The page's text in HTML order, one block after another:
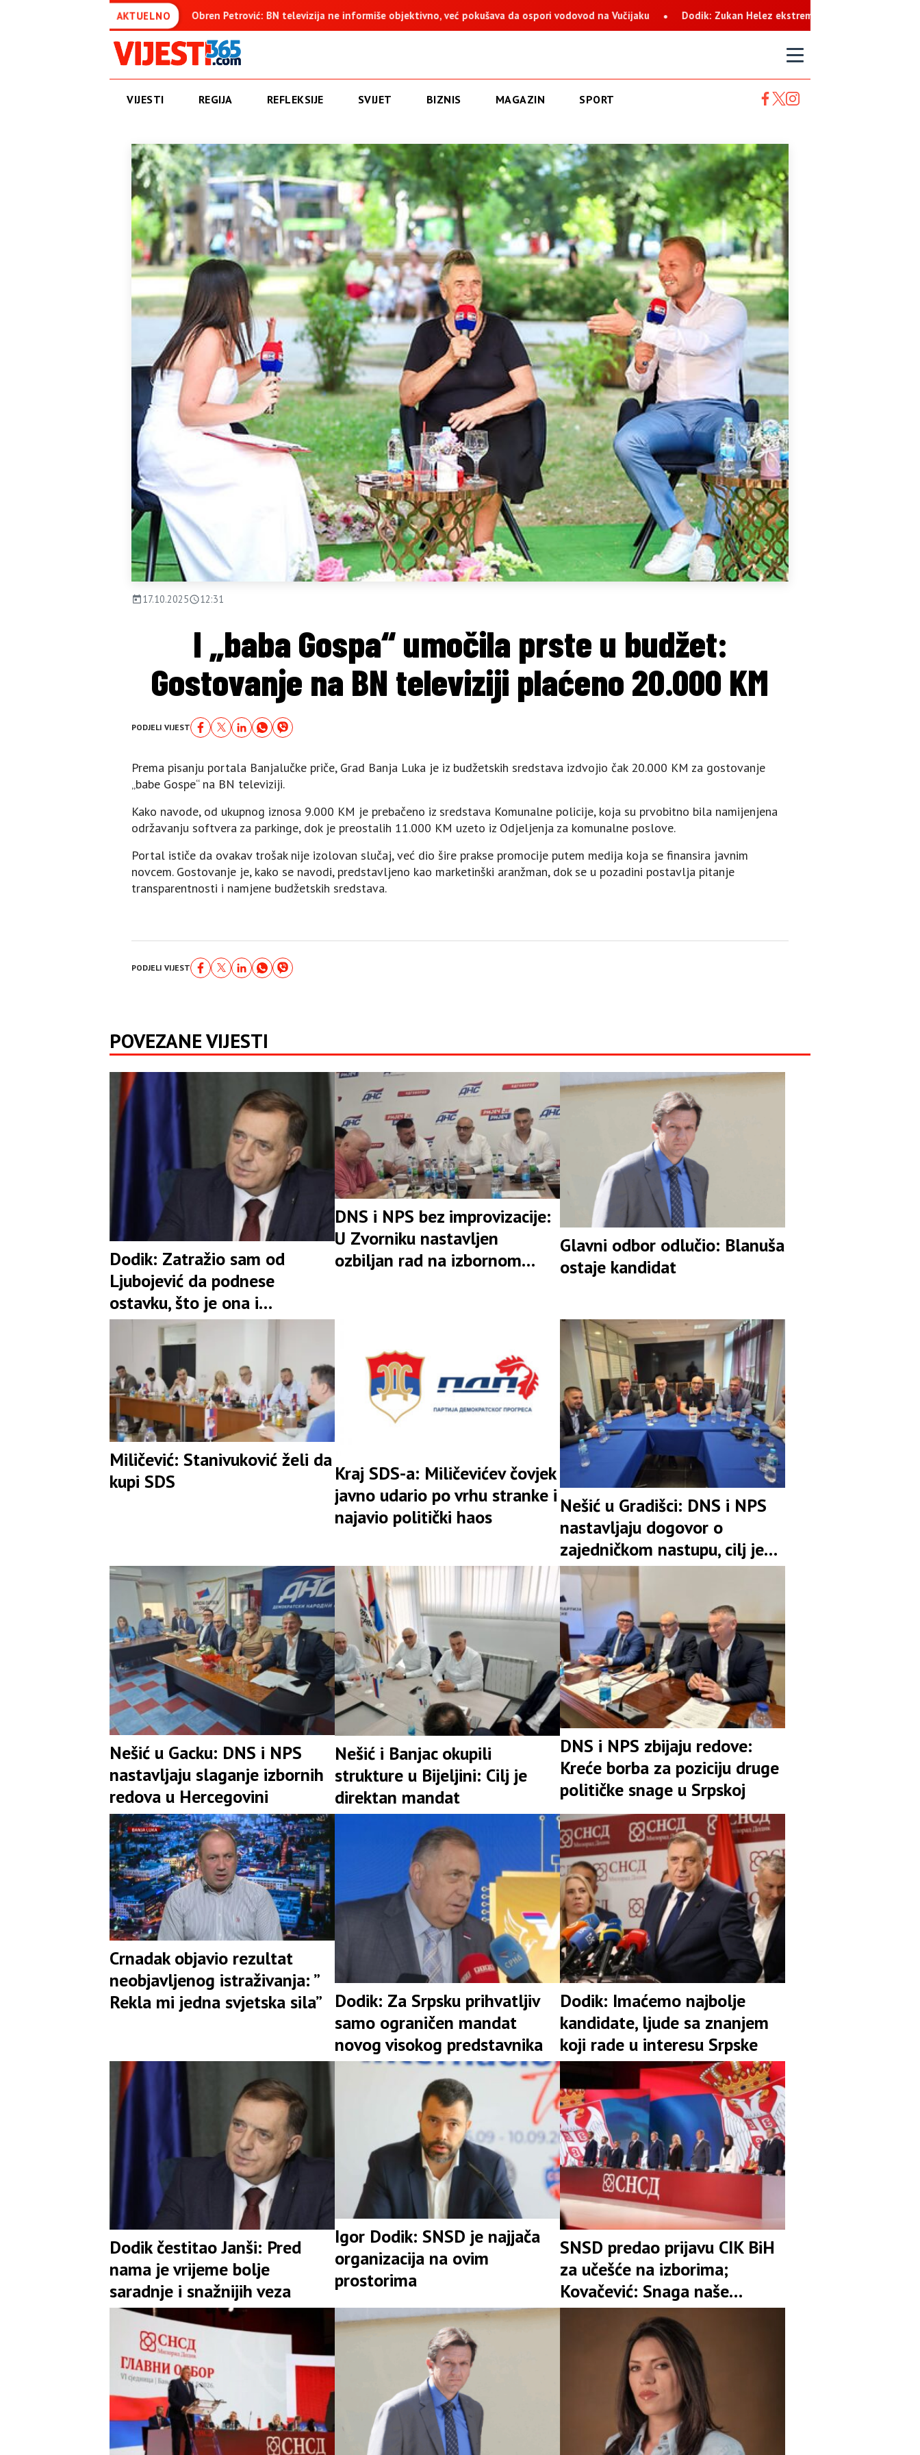
AKTUELNO
Obren Petrović: BN televizija ne informiše objektivno, već pokušava da ospori vodovod na Vučijaku Dodik: Zukan Helez ekstremista koji svaku priliku koristi za netrpeljivost prema
VIJESTI REGIJA REFLEKSIJE SVIJET BIZNIS MAGAZIN SPORT
17.10.2025 12:31
I „baba Gospa“ umočila prste u budžet:
Gostovanje na BN televiziji plaćeno 20.000 KM
PODJELI VIJEST
Prema pisanju portala Banjalučke priče, Grad Banja Luka je iz budžetskih sredstava izdvojio čak 20.000 KM za gostovanje
„babe Gospe“ na BN televiziji.
Kako navode, od ukupnog iznosa 9.000 KM je prebačeno iz sredstava Komunalne policije, koja su prvobitno bila namijenjena
održavanju softvera za parkinge, dok je preostalih 11.000 KM uzeto iz Odjeljenja za komunalne poslove.
Portal ističe da ovakav trošak nije izolovan slučaj, već dio šire prakse promocije putem medija koja se finansira javnim
novcem. Gostovanje je, kako se navodi, predstavljeno kao marketinški aranžman, dok se u pozadini postavlja pitanje
transparentnosti i namjene budžetskih sredstava.
PODJELI VIJEST
POVEZANE VIJESTI
Dodik: Zatražio sam od
Ljubojević da podnese
ostavku, što je ona i
prihvatila
DNS i NPS bez improvizacije:
U Zvorniku nastavljen
ozbiljan rad na izbornom
Glavni odbor odlučio: Blanuša
ostaje kandidat
Miličević: Stanivuković želi da
kupi SDS
Kraj SDS-a: Miličevićev čovjek
javno udario po vrhu stranke i
najavio politički haos
Nešić u Gradišci: DNS i NPS
nastavljaju dogovor o
zajedničkom nastupu, cilj je
snažna pozicija u koaliciji
Nešić u Gacku: DNS i NPS
nastavljaju slaganje izbornih
redova u Hercegovini
Nešić i Banjac okupili
strukture u Bijeljini: Cilj je
direktan mandat
DNS i NPS zbijaju redove:
Kreće borba za poziciju druge
političke snage u Srpskoj
Crnadak objavio rezultat
neobjavljenog istraživanja: ”
Rekla mi jedna svjetska sila”
Dodik: Za Srpsku prihvatljiv
samo ograničen mandat
novog visokog predstavnika
Dodik: Imaćemo najbolje
kandidate, ljude sa znanjem
koji rade u interesu Srpske
Dodik čestitao Janši: Pred
nama je vrijeme bolje
saradnje i snažnijih veza
Igor Dodik: SNSD je najjača
organizacija na ovim
prostorima
SNSD predao prijavu CIK BiH
za učešće na izborima;
Kovačević: Snaga naše
stranke je garant stabilnosti